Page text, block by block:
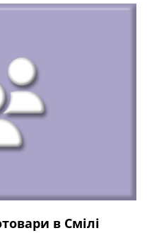
в Смілі